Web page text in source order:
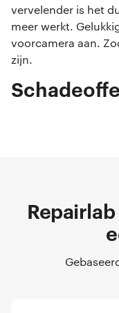
vervelender is het
meer werkt.
voorcamera aan.
zijn.